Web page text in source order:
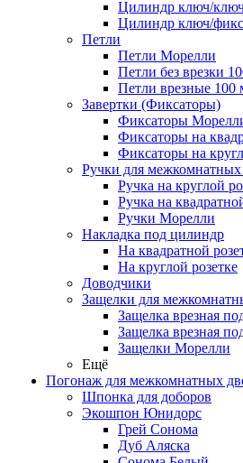
Цилиндр ключ/
Цилиндр ключ/
Петли
Петли Морелли
Петли без врезки
Петли врезные 100
Завертки (Фиксаторы)
Фиксаторы
Фиксаторы на
Фиксаторы на
Ручки для межкомнатных
Ручка на круглой
Ручка на
Ручки Морелли
Накладка под цилиндр
На квадратной
На круглой розетке
Доводчики
Защелки для
Защелка врезная
Защелка врезная
Защелки Морелли
Ещё
Погонаж для межкомнатных
Шпонка для доборов
Экошпон Юнидорс
Грей Сонома
Дуб Аляска